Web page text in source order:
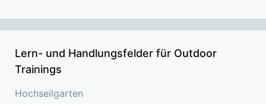
Lern- und Handlungsfelder für Outdoor
Trainings
Hochseilgarten